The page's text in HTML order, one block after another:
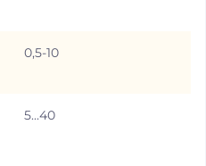
0,5-10
5...40